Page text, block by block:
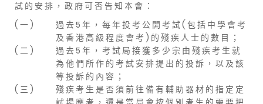
試 的 安 排 ， 政 府 可 否 告 知 本 會 ：
( 一 )
過 去 5 年 ， 每 年 投 考 公 開 考 試 ( 包 括 中 學 會 考
及 香 港 高 級 程 度 會 考 ) 的 殘 疾 人 士 的 數 目 ；
( 二 )
過 去 5 年 ， 考 試 局 接 獲 多 少 宗 由 殘 疾 考 生 就
為 他 們 所 作 的 考 試 安 排 提 出 的 投 訴 ， 以 及 該
等 投 訴 的 內 容 ；
( 三 )
殘 疾 考 生 是 否 須 前 往 備 有 輔 助 器 材 的 指 定 定